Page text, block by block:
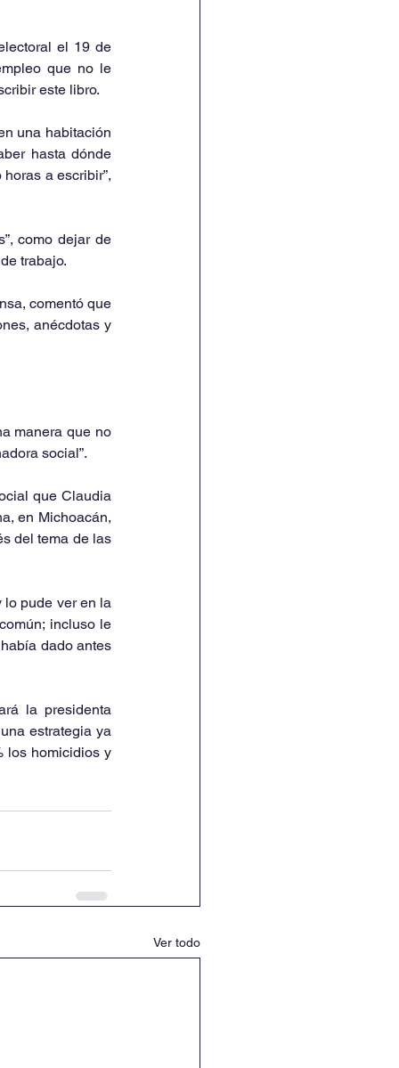
el 19 de
que no le
este libro.
una habitación
hasta dónde
a escribir”,
como dejar de
trabajo.
comentó que
anécdotas y
manera que no
social”.
que Claudia
en Michoacán,
del tema de las
lo pude ver en la
incluso le
dado antes
la presidenta
estrategia ya
los homicidios y
Ver todo